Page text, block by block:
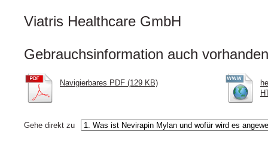
Viatris Healthcare GmbH
Gebrauchsinformation auch
Navigierbares PDF (129 KB)
Gehe direkt zu